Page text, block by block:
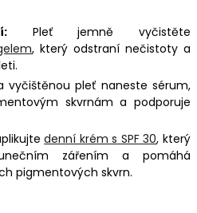
Pleť jemně vyčistěte
, který odstraní nečistoty a
vyčištěnou pleť naneste sérum,
skvrnám a podporuje
denní krém s SPF 30, který
zářením a pomáhá
pigmentových skvrn.